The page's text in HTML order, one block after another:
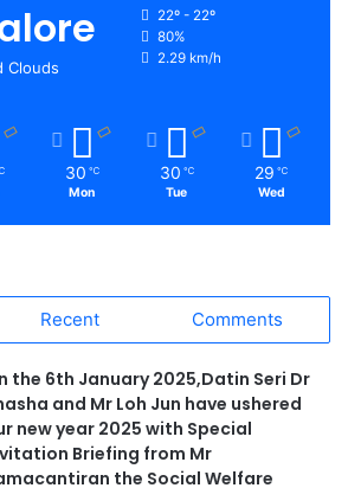
Clouds
22º - 22º
80%
2.29 km/h
30 ℃
Mon
30 ℃
Tue
29 ℃
Wed
Recent Comments
the 6th January 2025,Datin Seri Dr
and Mr Loh Jun have ushered
new year 2025 with Special
Briefing from Mr
the Social Welfare